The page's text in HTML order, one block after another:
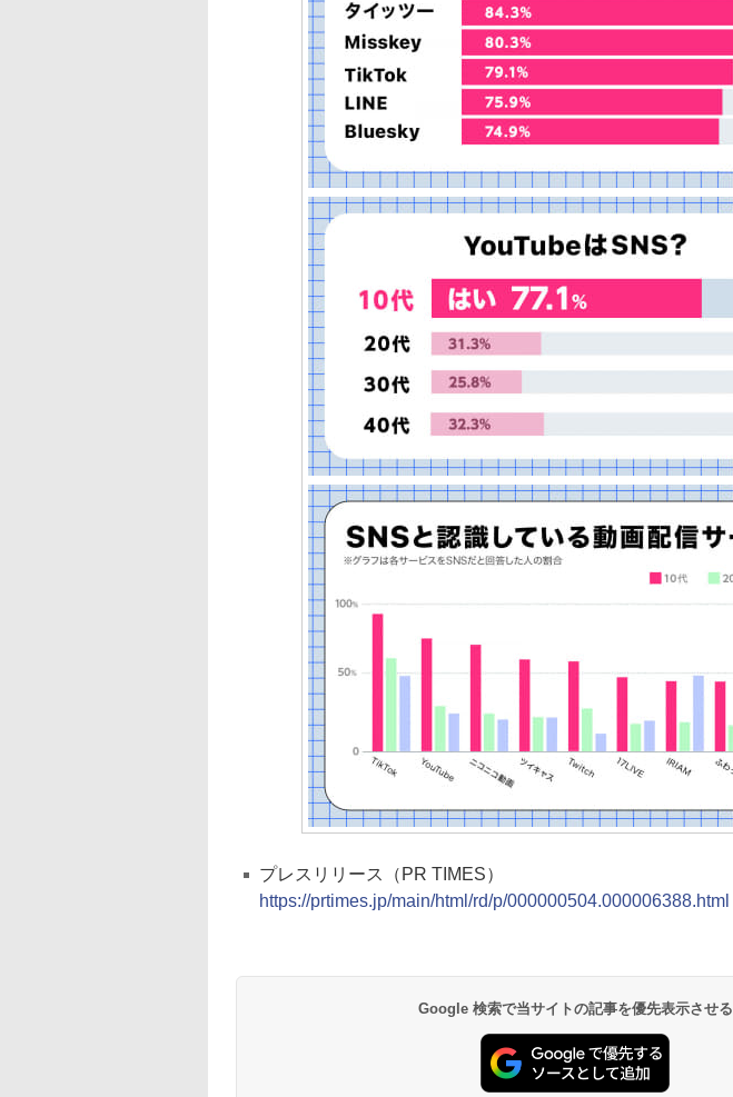
プレスリリース（PR TIMES）
https://prtimes.jp/main/html/rd/p/000000504.000006388.html
Google 検索で当サイトの記事を優先表示させる